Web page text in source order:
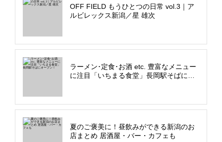
OFF FIELD もうひとつの日常 vol.3｜ア
ルビレックス新潟／星 雄次
ラーメン･定食･お酒 etc. 豊富なメニュー
に注目「いちまる食堂」長岡駅そばにオ
夏のご褒美に！昼飲みができる新潟のお
店まとめ 居酒屋・バー・カフェも